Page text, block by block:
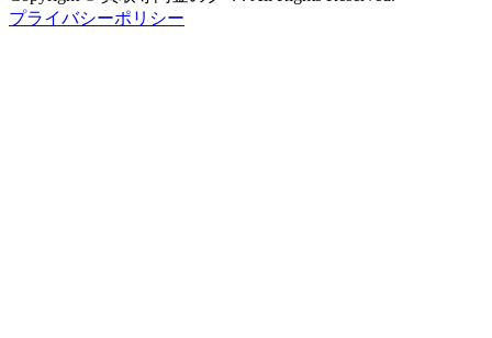
プライバシーポリシー